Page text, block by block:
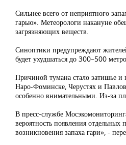
Сильнее всего от неприятного
гарью». Метеорологи накануне
загрязняющих веществ.
Синоптики предупреждают
будет ухудшаться до 300–500
Причиной тумана стало затишье и
Наро-Фоминске, Черустях и
особенно внимательными. Из-за
В пресс-службе
вероятность появления
возникновения запаха гари», -